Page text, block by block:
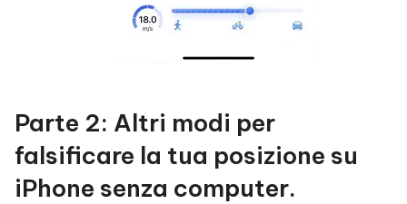
Parte 2: Altri modi per
falsificare la tua posizione su
iPhone senza computer.